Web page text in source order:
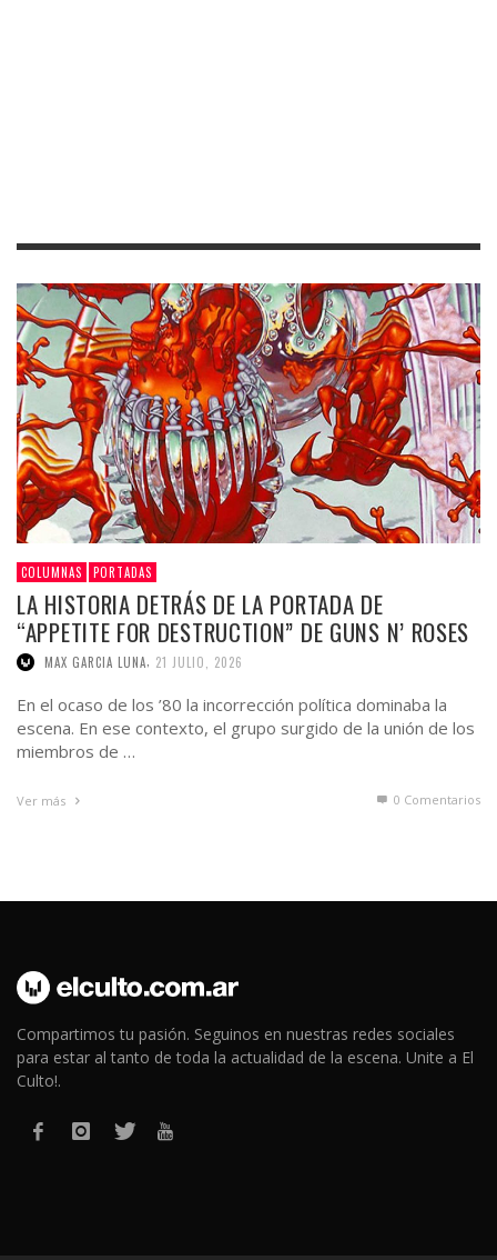
COLUMNAS PORTADAS
LA HISTORIA DETRÁS DE LA PORTADA DE
“APPETITE FOR DESTRUCTION” DE GUNS N’ ROSES
MAX GARCIA LUNA 21 JULIO, 2026
En el ocaso de los ’80 la incorrección política dominaba la
escena. En ese contexto, el grupo surgido de la unión de los
miembros de …
Ver más 0 Comentarios
Compartimos tu pasión. Seguinos en nuestras redes sociales
para estar al tanto de toda la actualidad de la escena. Unite a El
Culto!.